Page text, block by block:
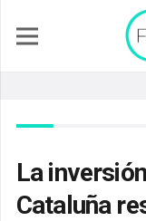
La
Cataluña